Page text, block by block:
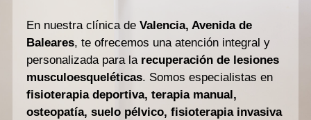
En nuestra clínica de Valencia, Avenida de
Baleares, te ofrecemos una atención integral y
personalizada para la recuperación de lesiones
musculoesqueléticas. Somos especialistas en
fisioterapia deportiva, terapia manual,
osteopatía, suelo pélvico, fisioterapia invasiva